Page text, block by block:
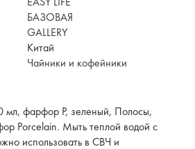
БАЗОВАЯ
GALLERY
Китай
Чайники и кофейники
мл, фарфор P, зеленый, Полосы,
Рorcelain. Мыть теплой водой с
использовать в СВЧ и